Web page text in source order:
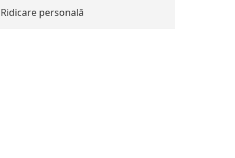
Ridicare personală